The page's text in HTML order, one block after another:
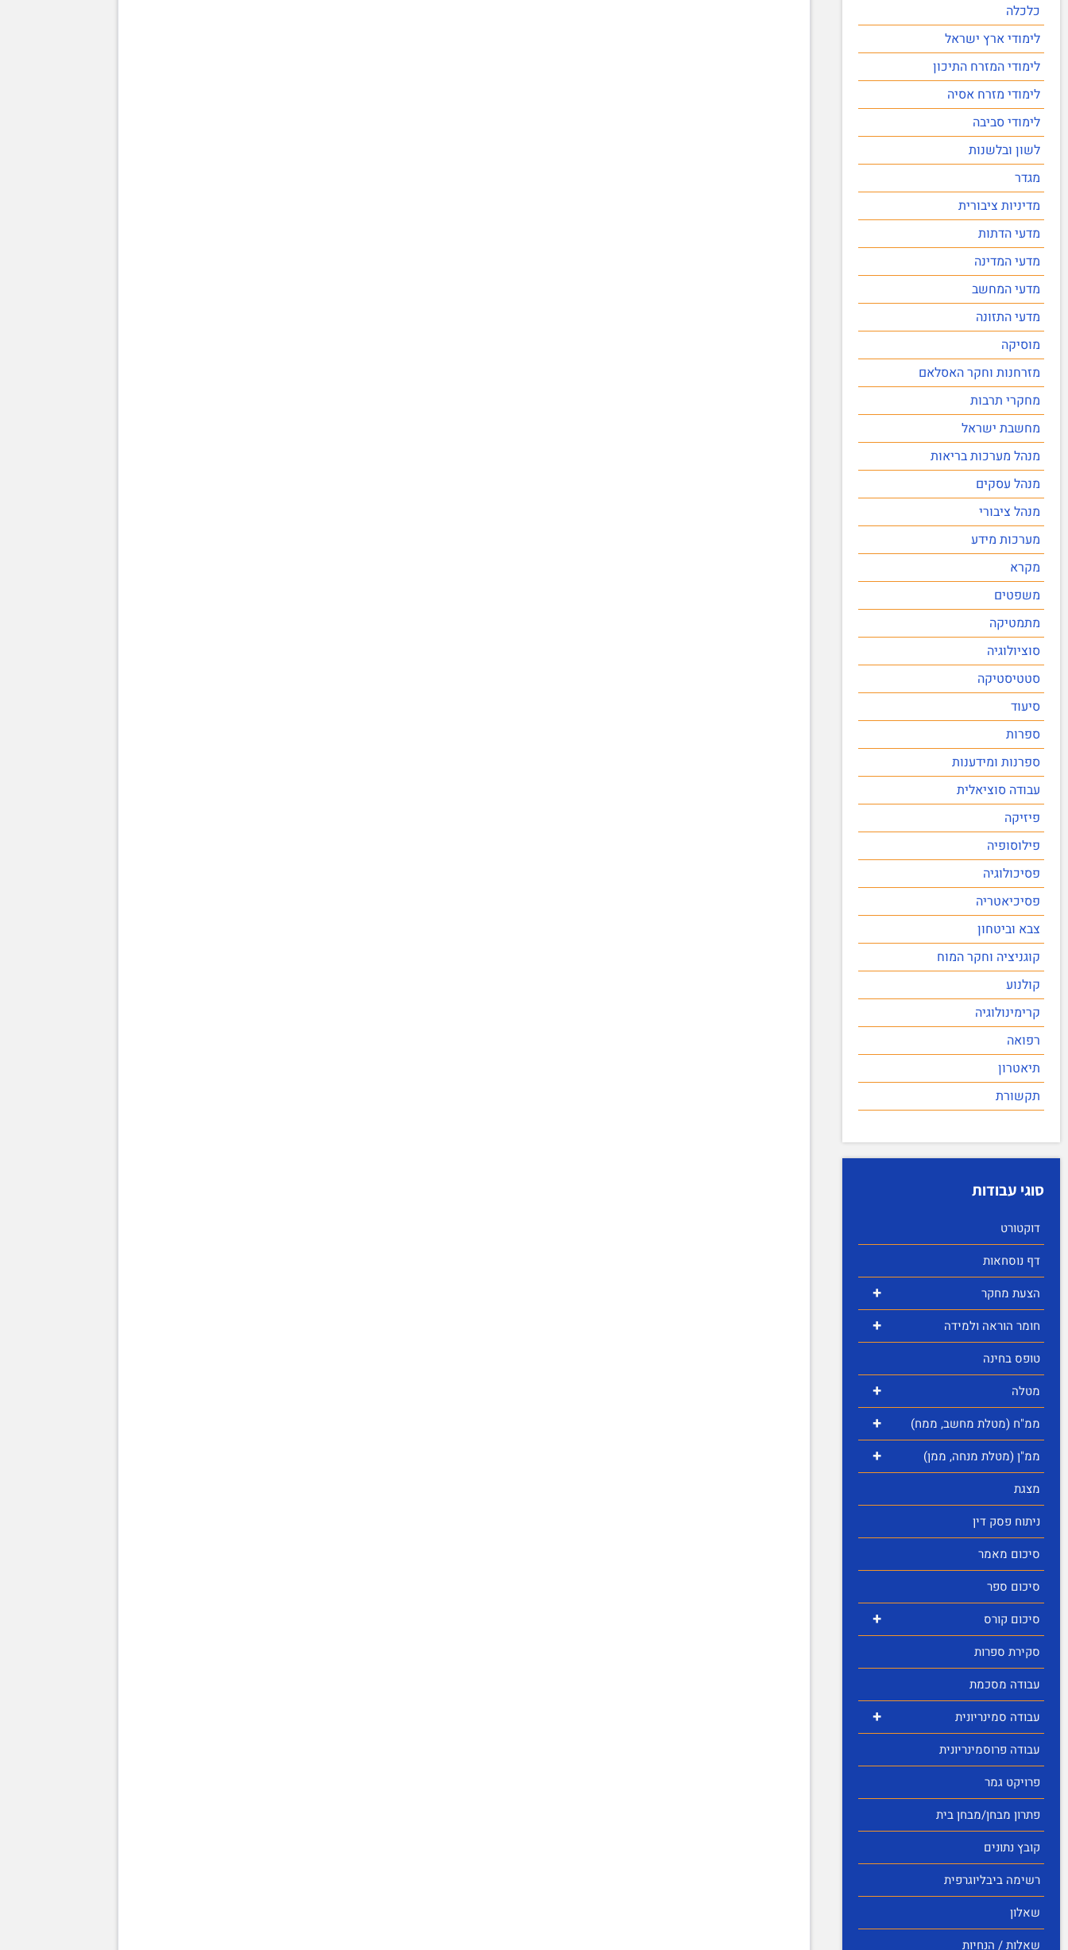
כלכלה
לימודי ארץ ישראל
לימודי המזרח התיכון
לימודי מזרח אסיה
לימודי סביבה
לשון ובלשנות
מגדר
מדיניות ציבורית
מדעי הדתות
מדעי המדינה
מדעי המחשב
מדעי התזונה
מוסיקה
מזרחנות וחקר האסלאם
מחקרי תרבות
מחשבת ישראל
מנהל מערכות בריאות
מנהל עסקים
מנהל ציבורי
מערכות מידע
מקרא
משפטים
מתמטיקה
סוציולוגיה
סטטיסטיקה
סיעוד
ספרות
ספרנות ומידענות
עבודה סוציאלית
פיזיקה
פילוסופיה
פסיכולוגיה
פסיכיאטריה
צבא וביטחון
קוגניציה וחקר המוח
קולנוע
קרימינולוגיה
רפואה
תיאטרון
תקשורת
סוגי עבודות
דוקטורט
דף נוסחאות
+ הצעת מחקר
+
חומר הוראה ולמידה
טופס בחינה
+ מטלה
+ ממ"ח (מטלת מחשב, ממח)
+
ממ"ן (מטלת מנחה, ממן)
מצגת
ניתוח פסק דין
סיכום מאמר
סיכום ספר
+
סיכום קורס
סקירת ספרות
עבודה מסכמת
+
עבודה סמינריונית
עבודה פרוסמינריונית
פרויקט גמר
פתרון מבחן/מבחן בית
קובץ נתונים
רשימה ביבליוגרפית
שאלון
שאלות / הנחיות